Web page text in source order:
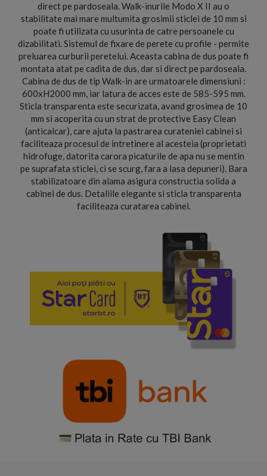
direct pe pardoseala. Walk-inurile Modo X II au o
stabilitate mai mare multumita grosimii sticlei de 10 mm si
poate fi utilizata cu usurinta de catre persoanele cu
dizabilitati. Sistemul de fixare de perete cu profile - permite
preluarea curburii peretelui. Aceasta cabina de dus poate fi
montata atat pe cadita de dus, dar si direct pe pardoseala.
Cabina de dus de tip Walk-in are urmatoarele dimensiuni :
600xH2000 mm, iar latura de acces este de 585-595 mm.
Sticla transparenta este securizata, avand grosimea de 10
mm si acoperita cu un strat de protective Easy Clean
(anticalcar), care ajuta la pastrarea curateniei cabinei si
faciliteaza procesul de intretinere al acesteia (proprietati
hidrofuge, datorita carora picaturile de apa nu se mentin
pe suprafata sticlei, ci se scurg, fara a lasa depuneri). Bara
stabilizatoare din alama asigura constructia solida a
cabinei de dus. Detaliile elegante si sticla transparenta
faciliteaza curatarea cabinei.